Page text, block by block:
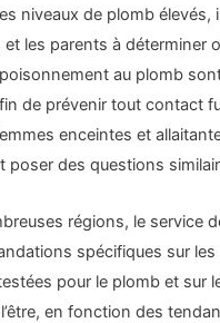
niveaux de plomb élevés,
et les parents à déterminer
au plomb
de prévenir tout contact
enceintes et
poser des questions
régions, le service
spécifiques sur
pour le plomb et sur
en fonction des